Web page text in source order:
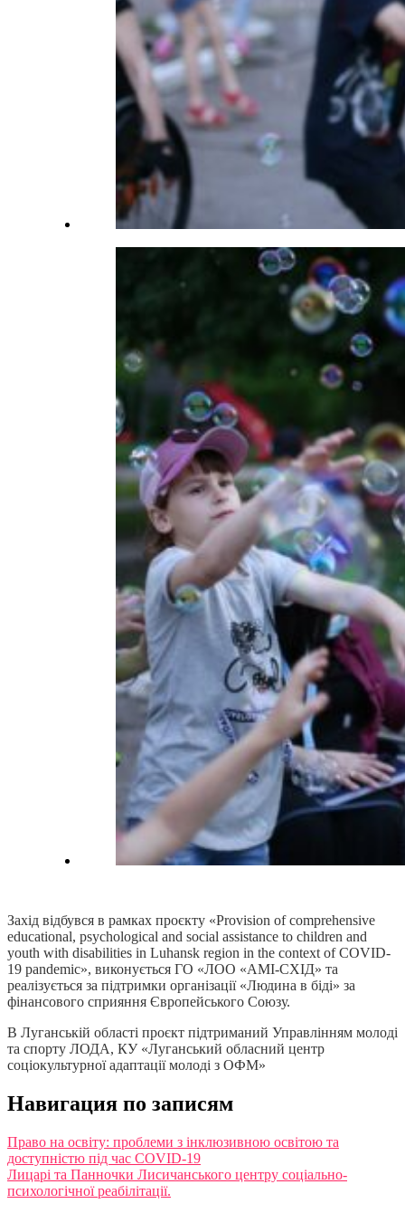
Захід відбувся в рамках проєкту «Provision of comprehensive
educational, psychological and social assistance to children and
youth with disabilities in Luhansk region in the context of COVID-
19 pandemic», виконується ГО «ЛОО «АМІ-СХІД» та
реалізується за підтримки організації «Людина в біді» за
фінансового сприяння Європейського Союзу.
В Луганській області проєкт підтриманий Управлінням молоді
та спорту ЛОДА, КУ «Луганський обласний центр
соціокультурної адаптації молоді з ОФМ»
Навигация по записям
Право на освіту: проблеми з інклюзивною освітою та
доступністю під час COVID-19
Лицарі та Панночки Лисичанського центру соціально-
психологічної реабілітації.